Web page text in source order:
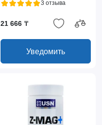
3 отзыва
21 666 ₸
Уведомить